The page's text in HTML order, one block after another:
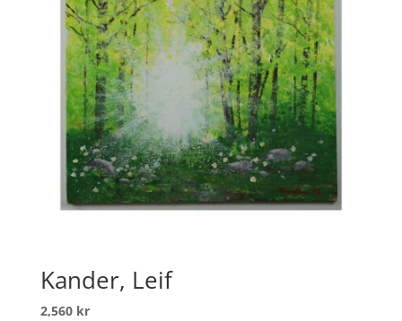
Kander, Leif
2,560 kr